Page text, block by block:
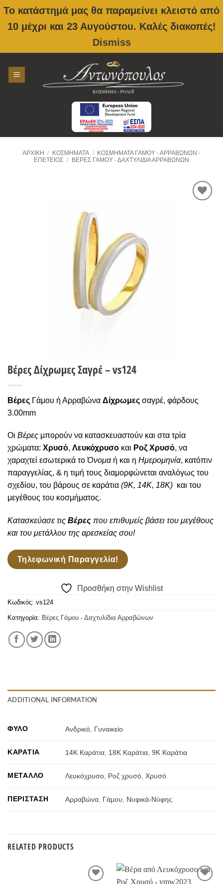
Το κατάστημά μας θα παραμείνει κλειστό από
10 μέχρι και 23 Αυγούστου. Καλές διακοπές!
Dismiss
content
ΑΡΧΙΚΉ / ΚΟΣΜΉΜΑΤΑ /
ΚΟΣΜΉΜΑΤΑ ΓΆΜΟΥ - ΑΡΡΑΒΏΝΩΝ -
ΕΠΈΤΕΙΟΣ / ΒΈΡΕΣ ΓΆΜΟΥ - ΔΑΧΤΥΛΊΔΙΑ ΑΡΡΑΒΏΝΩΝ
Βέρες Δίχρωμες Σαγρέ – vs124
Βέρες Γάμου ή Αρραβώνα Δίχρωμες σαγρέ, φάρδους
3.00mm
Οι Βέρες μπορούν να κατασκευαστούν και στα τρία
χρώματα: Χρυσό, Λευκόχρυσο και Ροζ Χρυσό, να
χαραχτεί εσωτερικά το Όνομαή και η Ημερομηνία, κατόπιν
παραγγελίας, & η τιμή τους διαμορφώνεται αναλόγως του
σχεδίου, του βάρους σε καράτια (9Κ, 14Κ, 18Κ) και του
μεγέθους του κοσμήματος.
Κατασκεύασε τις Βέρες που επιθυμείς βάσει του μεγέθους
και του μετάλλου της αρεσκείας σου!
Τηλεφωνική Παραγγελία!
Προσθήκη στην Wishlist
Κωδικός: vs124
Κατηγορία: Βέρες Γάμου - Δαχτυλίδια Αρραβώνων
ADDITIONAL INFORMATION
ΦΎΛΟ Ανδρικό Γυναικείο
ΚΑΡΆΤΙΑ 14Κ Καράτια 18Κ Καράτια ,9Κ Καράτια
ΜΈΤΑΛΛΟ Λευκόχρυσο Ροζ χρυσό Χρυσό
ΠΕΡΊΣΤΑΣΗ Αρραβώνα Γάμου Νυφικά-Νύφης
RELATED PRODUCTS